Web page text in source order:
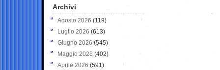
Archivi
Agosto 2026 (119)
Luglio 2026 (613)
Giugno 2026 (545)
Maggio 2026 (402)
Aprile 2026 (591)